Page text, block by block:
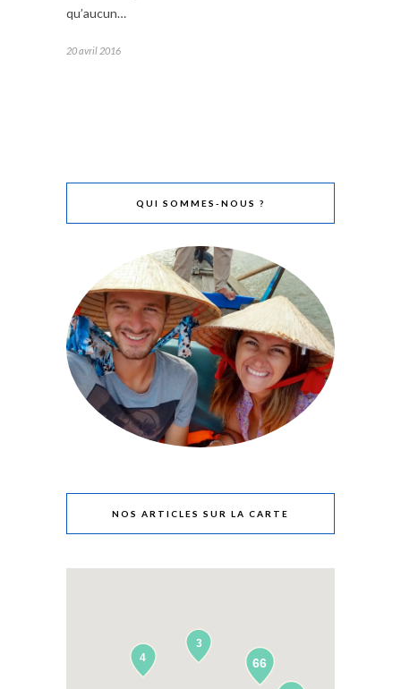
qu’aucun…
20 avril 2016
QUI SOMMES-NOUS ?
NOS ARTICLES SUR LA CARTE
3
66
4